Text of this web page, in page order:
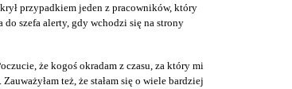
przypadkiem jeden z pracowników, który
szefa alerty, gdy wchodzi się na strony
że kogoś okradam z czasu, za który mi
też, że stałam się o wiele bardziej